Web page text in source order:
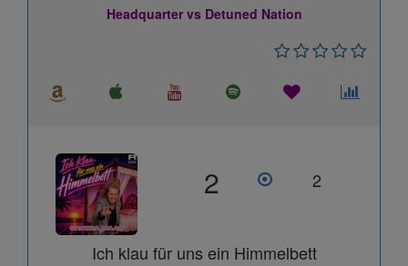
Headquarter vs Detuned Nation
2 2
Ich klau für uns ein Himmelbett